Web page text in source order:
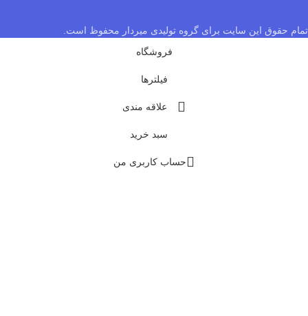
تمام حقوق این سایت برای گروه تولیدی میردار محفوظ است.
فروشگاه
فیلترها
علاقه مندی
سبد خرید
حساب کاربری من